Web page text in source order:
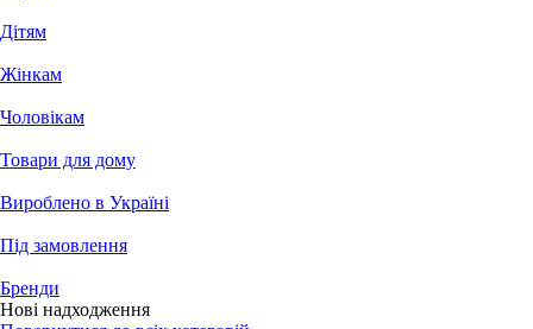
Дітям
Жінкам
Чоловікам
Товари для дому
Вироблено в Україні
Під замовлення
Бренди
Нові надходження